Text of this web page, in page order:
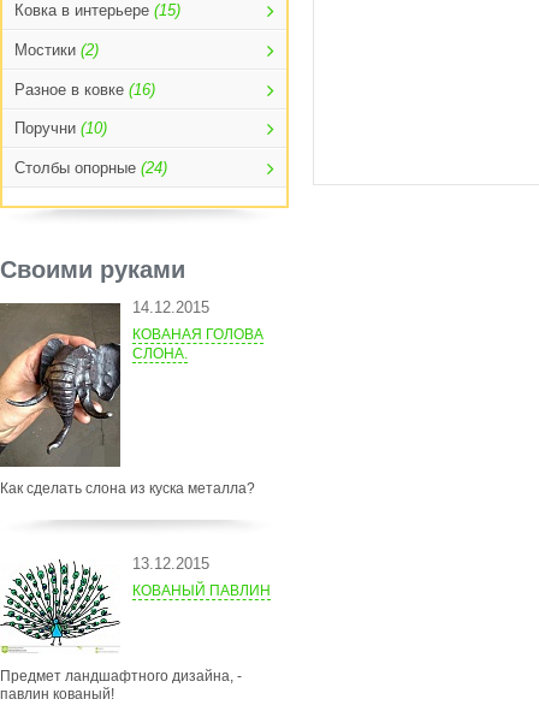
Ковка в интерьере (15)
Мостики (2)
Разное в ковке (16)
Поручни (10)
Столбы опорные (24)
Своими руками
14.12.2015
КОВАНАЯ ГОЛОВА
СЛОНА.
Как сделать слона из куска металла?
13.12.2015
КОВАНЫЙ ПАВЛИН
Предмет ландшафтного дизайна, -
павлин кованый!